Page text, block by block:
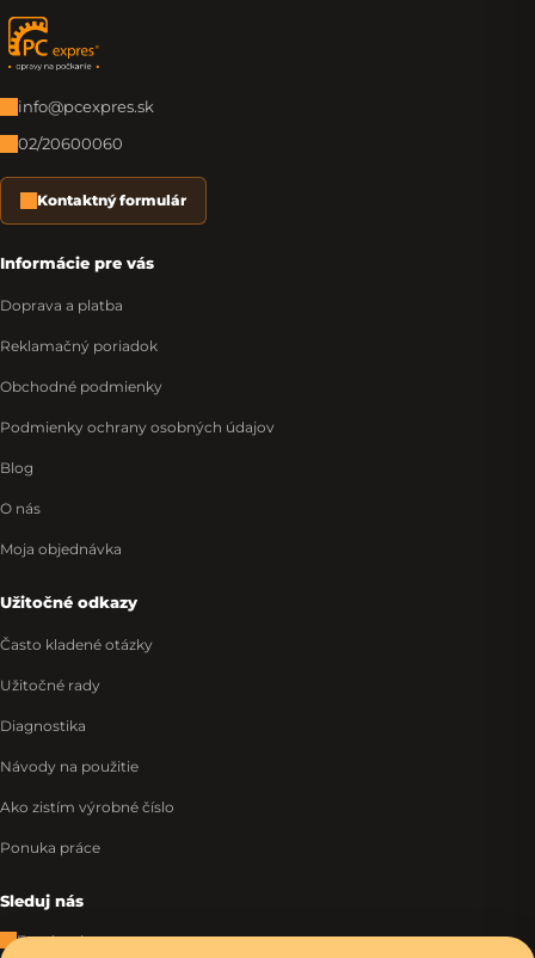
Zápätie
info@pcexpres.sk
02/20600060
Kontaktný formulár
Informácie pre vás
Doprava a platba
Reklamačný poriadok
Obchodné podmienky
Podmienky ochrany osobných údajov
Blog
O nás
Moja objednávka
Užitočné odkazy
Často kladené otázky
Užitočné rady
Diagnostika
Návody na použitie
Ako zistím výrobné číslo
Ponuka práce
Sleduj nás
Facebook